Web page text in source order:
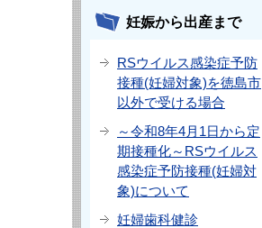
妊娠から出産まで
RSウイルス感染症予防
接種(妊婦対象)を徳島市
以外で受ける場合
～令和8年4月1日から定
期接種化～RSウイルス
感染症予防接種(妊婦対
象)について
妊婦歯科健診